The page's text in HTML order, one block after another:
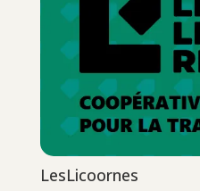
LesLicoornes